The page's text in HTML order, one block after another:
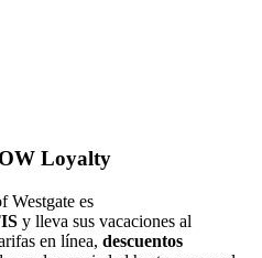
Loyalty
Westgate es
y lleva sus vacaciones al
en línea, descuentos